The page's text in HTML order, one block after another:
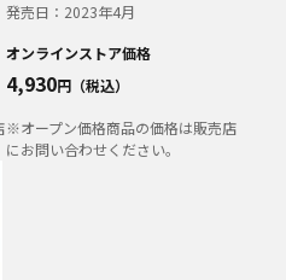
発売日： 2023年4月
オンラインストア価格
4,930円（税込）
※オープン価格商品の価格は販売店
にお問い合わせください。